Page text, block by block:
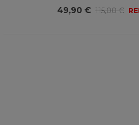
49,90 € 115,00 €